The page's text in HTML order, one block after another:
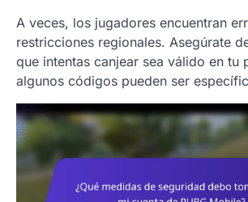
A veces, los jugadores encuentran
restricciones regionales. Asegúrate
que intentas canjear sea válido en tu
algunos códigos pueden ser